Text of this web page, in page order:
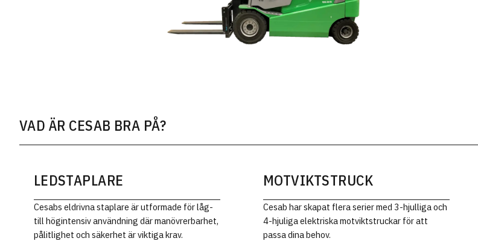
VAD ÄR CESAB BRA PÅ?
ELDRIVEN
LEDSTAPLARE
Cesabs eldrivna staplare är utformade för låg-
till högintensiv användning där manövrerbarhet,
pålitlighet och säkerhet är viktiga krav.
SERIER
MOTVIKTSTRUCK
Cesab har skapat flera serier med 3-hjulliga och
4-hjuliga elektriska motviktstruckar för att
passa dina behov.